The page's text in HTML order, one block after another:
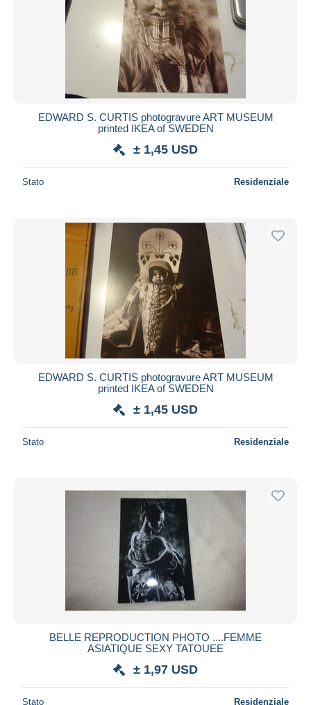
EDWARD S. CURTIS photogravure ART MUSEUM
printed IKEA of SWEDEN
± 1,45 USD
Stato Residenziale
EDWARD S. CURTIS photogravure ART MUSEUM
printed IKEA of SWEDEN
± 1,45 USD
Stato Residenziale
BELLE REPRODUCTION PHOTO ....FEMME
ASIATIQUE SEXY TATOUEE
± 1,97 USD
Stato Residenziale